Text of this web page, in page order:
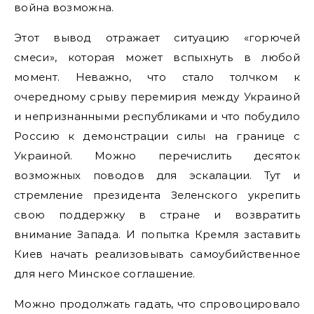
война возможна.
Этот вывод отражает ситуацию «горючей
смеси», которая может вспыхнуть в любой
момент. Неважно, что стало толчком к
очередному срыву перемирия между Украиной
и непризнанными республиками и что побудило
Россию к демонстрации силы на границе с
Украиной. Можно перечислить десяток
возможных поводов для эскалации. Тут и
стремление президента Зеленского укрепить
свою поддержку в стране и возвратить
внимание Запада. И попытка Кремля заставить
Киев начать реализовывать самоубийственное
для него Минское соглашение.
Можно продолжать гадать, что спровоцировало